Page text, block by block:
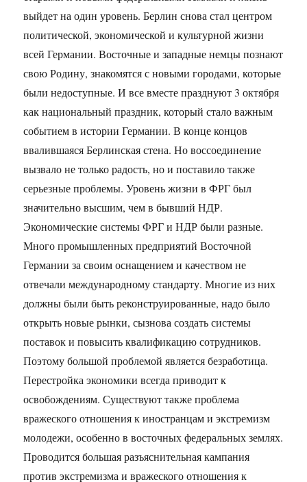
выйдет на один уровень. Берлин снова стал центром
политической, экономической и культурной жизни
всей Германии. Восточные и западные немцы познают
свою Родину, знакомятся с новыми городами, которые
были недоступные. И все вместе празднуют 3 октября
как национальный праздник, который стало важным
событием в истории Германии. В конце концов
ввалившаяся Берлинская стена. Но воссоединение
вызвало не только радость, но и поставило также
серьезные проблемы. Уровень жизни в ФРГ был
значительно высшим, чем в бывший НДР.
Экономические системы ФРГ и НДР были разные.
Много промышленных предприятий Восточной
Германии за своим оснащением и качеством не
отвечали международному стандарту. Многие из них
должны были быть реконструированные, надо было
открыть новые рынки, сызнова создать системы
поставок и повысить квалификацию сотрудников.
Поэтому большой проблемой является безработица.
Перестройка экономики всегда приводит к
освобождениям. Существуют также проблема
вражеского отношения к иностранцам и экстремизм
молодежи, особенно в восточных федеральных землях.
Проводится большая разъяснительная кампания
против экстремизма и вражеского отношения к